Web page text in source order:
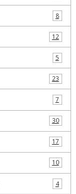
8
12
5
23
7
30
17
10
4